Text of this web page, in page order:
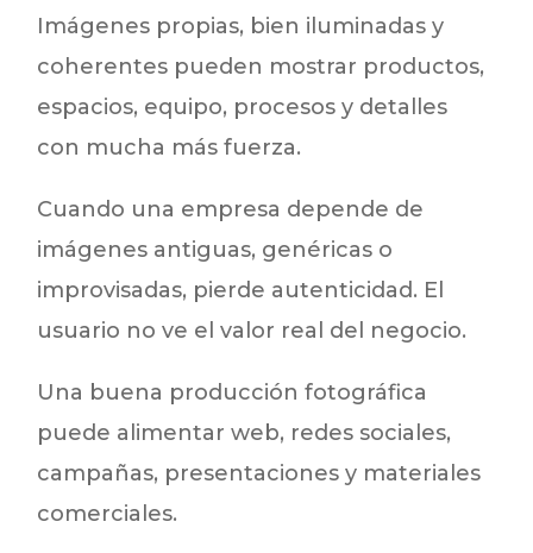
Imágenes propias, bien iluminadas y
coherentes pueden mostrar productos,
espacios, equipo, procesos y detalles
con mucha más fuerza.
Cuando una empresa depende de
imágenes antiguas, genéricas o
improvisadas, pierde autenticidad. El
usuario no ve el valor real del negocio.
Una buena producción fotográfica
puede alimentar web, redes sociales,
campañas, presentaciones y materiales
comerciales.